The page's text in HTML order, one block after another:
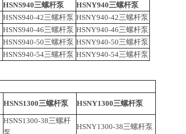
HSNS940三螺杆泵 HSNY940三螺杆泵
HSNS940-42三螺杆泵 HSNY940-42三螺杆泵
HSNS940-46三螺杆泵 HSNY940-46三螺杆泵
HSNS940-50三螺杆泵 HSNY940-50三螺杆泵
HSNS940-54三螺杆泵 HSNY940-54三螺杆泵
HSNS1300三螺杆泵 HSNY1300三螺杆泵
HSNS1300-38三螺杆
HSNY1300-38三螺杆泵